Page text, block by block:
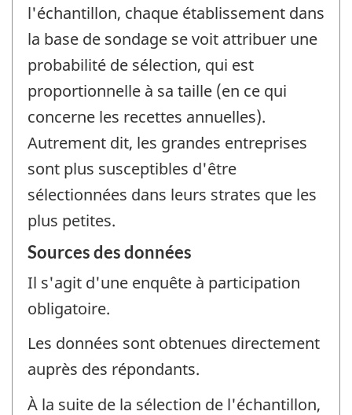
l'échantillon, chaque établissement dans
la base de sondage se voit attribuer une
probabilité de sélection, qui est
proportionnelle à sa taille (en ce qui
concerne les recettes annuelles).
Autrement dit, les grandes entreprises
sont plus susceptibles d'être
sélectionnées dans leurs strates que les
plus petites.
Sources des données
Il s'agit d'une enquête à participation
obligatoire.
Les données sont obtenues directement
auprès des répondants.
À la suite de la sélection de l'échantillon,